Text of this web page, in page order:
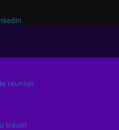
réunion
travail